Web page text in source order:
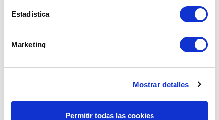
Estadística
Marketing
Mostrar detalles
Permitir todas las cookies